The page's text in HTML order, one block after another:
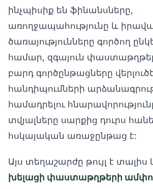
ինչպիսիք են ֆինանսները,
առողջապահությունը և
ծառայությունները գործող
համար, զգայուն
բարդ գործընթացները
հանդիպումների
համադրելու
տվյալները սարքից դուրս
հսկայական առաջընթաց է:
Այս տեղաշարժը թույլ է տալիս
խելացի փաստաթղթերի